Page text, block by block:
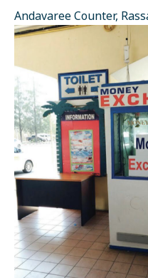
Andavaree Counter,